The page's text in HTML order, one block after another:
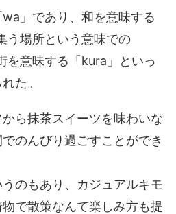
」であり、和を意味する
う場所という意味での
を意味する「kura」といっ
た。
ら抹茶スイーツを味わいな
のんびり過ごすことができ
のもあり、カジュアルキモ
で散策なんて楽しみ方も提